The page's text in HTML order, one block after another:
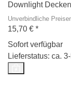
Downlight
Unverbindliche
15,70 € *
Sofort verfügbar
Lieferstatus: ca.